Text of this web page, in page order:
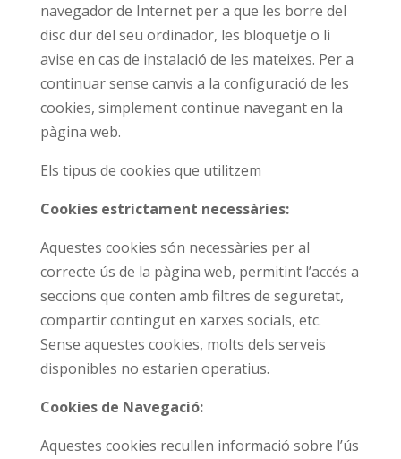
navegador de Internet per a que les borre del
disc dur del seu ordinador, les bloquetje o li
avise en cas de instalació de les mateixes. Per a
continuar sense canvis a la configuració de les
cookies, simplement continue navegant en la
pàgina web.
Els tipus de cookies que utilitzem
Cookies estrictament necessàries:
Aquestes cookies són necessàries per al
correcte ús de la pàgina web, permitint l’accés a
seccions que conten amb filtres de seguretat,
compartir contingut en xarxes socials, etc.
Sense aquestes cookies, molts dels serveis
disponibles no estarien operatius.
Cookies de Navegació:
Aquestes cookies recullen informació sobre l’ús